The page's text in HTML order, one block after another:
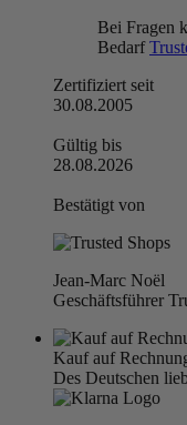
Bei Fragen
Bedarf
Zertifiziert seit
30.08.2005
Gültig bis
28.08.2026
Bestätigt von
Jean-Marc Noël
Geschäftsführer
Kauf auf
Des Deutschen